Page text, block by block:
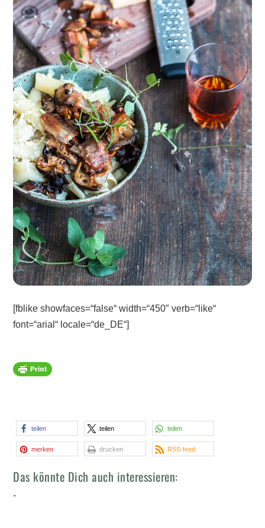
[fblike showfaces=“false“ width=“450″ verb=“like“
font=“arial“ locale=“de_DE“]
teilen teilen teilen
merken drucken RSS-feed
Das könnte Dich auch interessieren:
-